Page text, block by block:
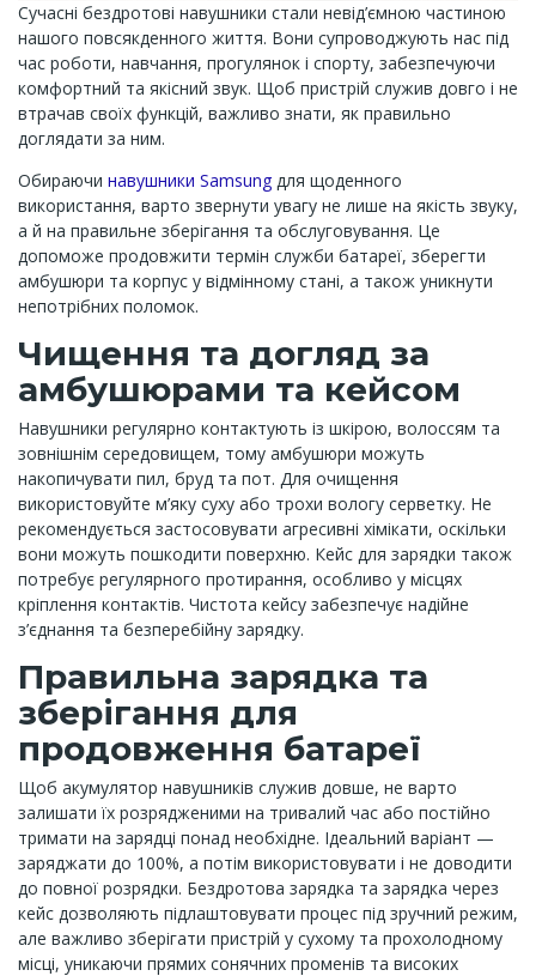
Сучасні бездротові навушники стали невід’ємною частиною
нашого повсякденного життя. Вони супроводжують нас під
час роботи, навчання, прогулянок і спорту, забезпечуючи
комфортний та якісний звук. Щоб пристрій служив довго і не
втрачав своїх функцій, важливо знати, як правильно
доглядати за ним.
Обираючи навушники Samsung для щоденного
використання, варто звернути увагу не лише на якість звуку,
а й на правильне зберігання та обслуговування. Це
допоможе продовжити термін служби батареї, зберегти
амбушюри та корпус у відмінному стані, а також уникнути
непотрібних поломок.
Чищення та догляд за
амбушюрами та кейсом
Навушники регулярно контактують із шкірою, волоссям та
зовнішнім середовищем, тому амбушюри можуть
накопичувати пил, бруд та пот. Для очищення
використовуйте м’яку суху або трохи вологу серветку. Не
рекомендується застосовувати агресивні хімікати, оскільки
вони можуть пошкодити поверхню. Кейс для зарядки також
потребує регулярного протирання, особливо у місцях
кріплення контактів. Чистота кейсу забезпечує надійне
з’єднання та безперебійну зарядку.
Правильна зарядка та
зберігання для
продовження батареї
Щоб акумулятор навушників служив довше, не варто
залишати їх розрядженими на тривалий час або постійно
тримати на зарядці понад необхідне. Ідеальний варіант —
заряджати до 100%, а потім використовувати і не доводити
до повної розрядки. Бездротова зарядка та зарядка через
кейс дозволяють підлаштовувати процес під зручний режим,
але важливо зберігати пристрій у сухому та прохолодному
місці, уникаючи прямих сонячних променів та високих